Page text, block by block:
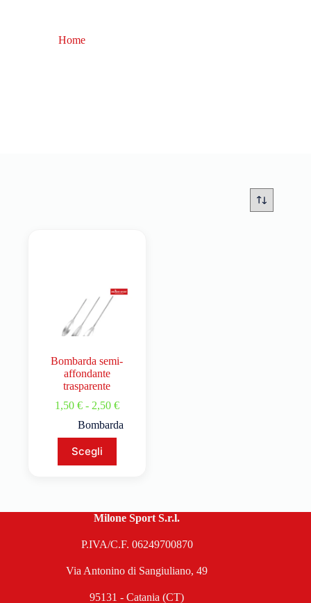
Home
Bombarda semi-
affondante
trasparente
1,50 € - 2,50 €
Bombarda
Scegli
Milone Sport S.r.l.
P.IVA/C.F. 06249700870
Via Antonino di Sangiuliano, 49
95131 - Catania (CT)